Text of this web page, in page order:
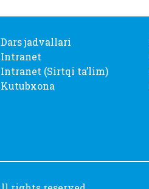
Dars jadvallari
Intranet
Intranet (Sirtqi taʼlim)
Kutubxona